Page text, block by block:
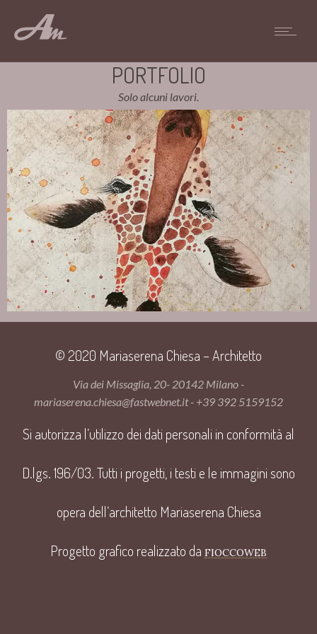
PORTFOLIO
Solo alcuni lavori.
© 2020 Mariaserena Chiesa – Architetto
Via dei Missaglia, 20- 20142 Milano -
mariaserena.chiesa@fastwebnet.it - +39 392 5159152
Si autorizza l’utilizzo dei dati personali in conformità al
D.lgs. 196/03. Tutti i progetti, i testi e le immagini sono
opera dell’architetto Mariaserena Chiesa
Progetto grafico realizzato da FIOCCOWEB